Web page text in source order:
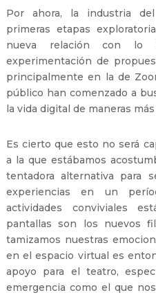
Por ahora, la industria
primeras etapas
nueva relación con lo
experimentación de
principalmente en la de
público han comenzado a
la vida digital de maneras
Es cierto que esto no será
a la que estábamos
tentadora alternativa para
experiencias en un
actividades conviviales
pantallas son los nuevos
tamizamos nuestras
en el espacio virtual es
apoyo para el teatro,
emergencia como el que